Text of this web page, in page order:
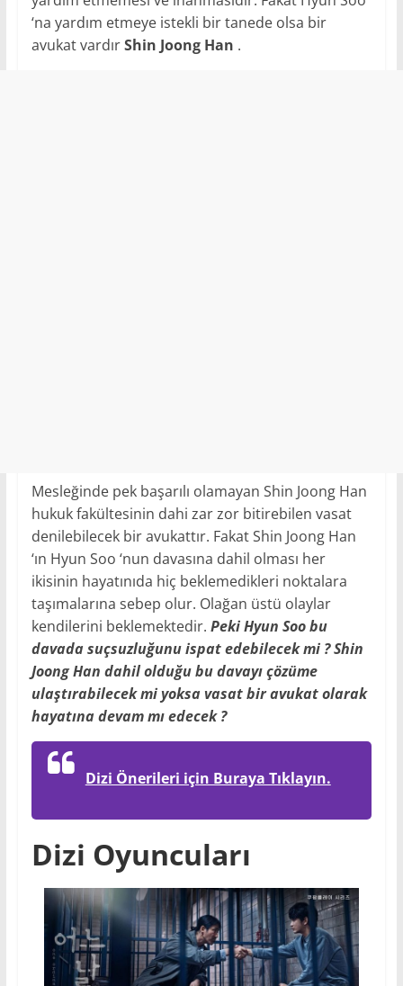
‘na yardım etmeye istekli bir tanede olsa bir
avukat vardırShin Joong Han .
Mesleğinde pek başarılı olamayan Shin Joong Han
hukuk fakültesinin dahi zar zor bitirebilen vasat
denilebilecek bir avukattır. Fakat Shin Joong Han
‘ın Hyun Soo ‘nun davasına dahil olması her
ikisinin hayatınıda hiç beklemedikleri noktalara
taşımalarına sebep olur. Olağan üstü olaylar
kendilerini beklemektedir. Peki Hyun Soo bu
davada suçsuzluğunu ispat edebilecek mi ? Shin
Joong Han dahil olduğu bu davayı çözüme
ulaştırabilecek mi yoksa vasat bir avukat olarak
hayatına devam mı edecek ?
Dizi Önerileri için Buraya Tıklayın.
Dizi Oyuncuları